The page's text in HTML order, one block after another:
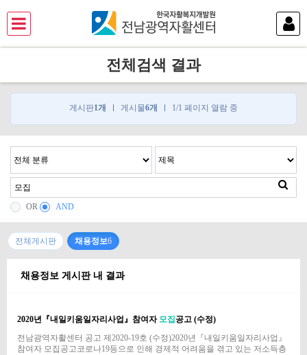
전체검색 결과
게시판1개 게시물6개 1/1 페이지 열람 중
OR AND
전체게시판 채용정보6
채용정보 게시판 내 결과
2020년『내일키움일자리사업』참여자 모집공고 (수정)
전남광역자활센터 공고 제2020-19호 (수정)2020년『내일키움일자리사업』
참여자 모집공고​코로나19등으로 인해 경제적 어려움을 겪고 있는 저소득층